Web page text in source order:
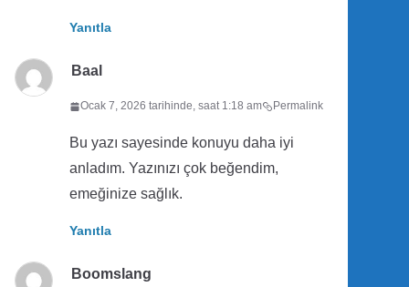
Yanıtla
Baal
Ocak 7, 2026 tarihinde, saat 1:18 am Permalink
Bu yazı sayesinde konuyu daha iyi
anladım. Yazınızı çok beğendim,
emeğinize sağlık.
Yanıtla
Boomslang